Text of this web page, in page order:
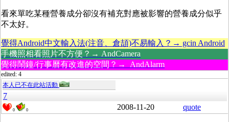
看來單吃某種營養成分卻沒有補充對應被影響的營養成分似乎
不太好。
覺得Android中文輸入法(注音、倉頡)不易輸入？→ gcin Android
手機照相看照片不方便？→ AndCamera
覺得鬧鐘/行事曆有改進的空間？→ AndAlarm
edited: 4
本人已不在此站活動
7
0 0 2008-11-20 quote